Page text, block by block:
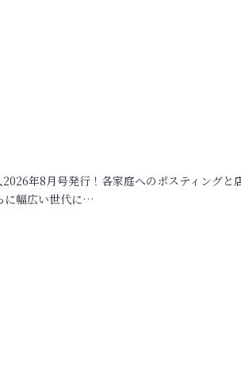
2026年8月号発行！各家庭へのポスティングと
に幅広い世代に…